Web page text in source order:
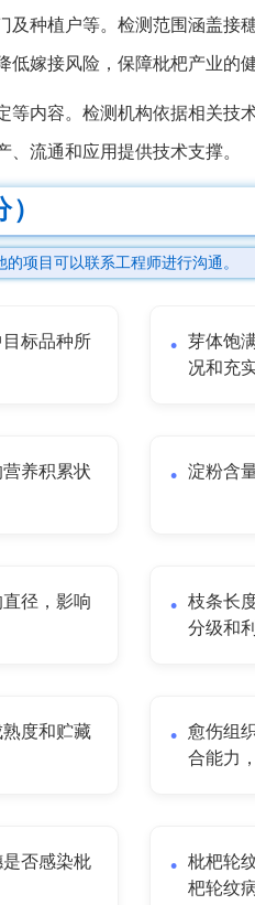
种植户等。检测范围涵盖接
嫁接风险，保障枇杷产业的健
内容。检测机构依据相关技
流通和应用提供技术支撑。
项目可以联系工程师进行沟通。
标品种所
芽体饱
况和充
养积累状
淀粉含
径，影响
枝条长
分级和
度和贮藏
愈伤组
合能力
否感染枇
枇杷轮
杷轮纹